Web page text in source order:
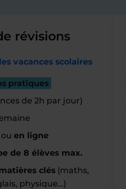
révisions
vacances scolaires
pratiques
de 2h par jour)
en ligne
de 8 élèves max.
clés(maths,
physique…)